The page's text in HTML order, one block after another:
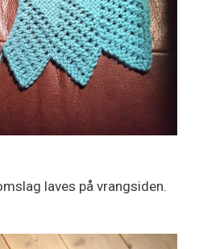
laves på vrangsiden.